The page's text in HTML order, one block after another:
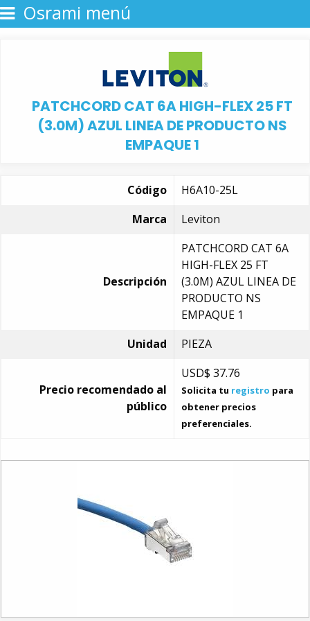
Osrami menú
PATCHCORD CAT 6A HIGH-FLEX 25 FT
(3.0M) AZUL LINEA DE PRODUCTO NS
EMPAQUE 1
Código
H6A10-25L
Marca
Leviton
Descripción
PATCHCORD CAT 6A
HIGH-FLEX 25 FT
(3.0M) AZUL LINEA DE
PRODUCTO NS
EMPAQUE 1
Unidad
PIEZA
Precio recomendado al
público
USD$ 37.76
Solicita tu registro para
obtener precios
preferenciales.